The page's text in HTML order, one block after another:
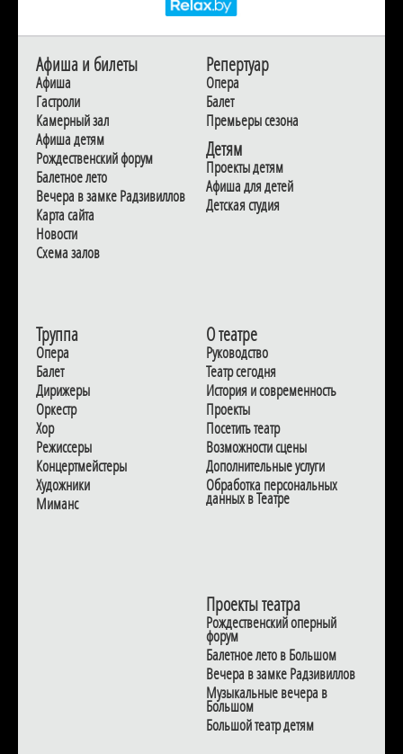
Афиша и билеты
Афиша
Гастроли
Камерный зал
Афиша детям
Рождественский форум
Балетное лето
Вечера в замке Радзивиллов
Карта сайта
Новости
Схема залов
Репертуар
Опера
Балет
Премьеры сезона
Детям
Проекты детям
Афиша для детей
Детская студия
Труппа
Опера
Балет
Дирижеры
Оркестр
Хор
Режиссеры
Концертмейстеры
Художники
Миманс
О театре
Руководство
Театр сегодня
История и современность
Проекты
Посетить театр
Возможности сцены
Дополнительные услуги
Обработка персональных
данных в Театре
Проекты театра
Рождественский оперный
форум
Балетное лето в Большом
Вечера в замке Радзивиллов
Музыкальные вечера в
Большом
Большой театр детям